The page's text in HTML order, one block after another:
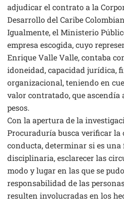
adjudicar el contrato a la
Desarrollo del Caribe
Igualmente, el Ministerio
empresa escogida, cuyo
Enrique Valle Valle, contaba
idoneidad, capacidad jurídica,
organizacional, teniendo en
valor contratado, que ascendía
pesos.
Con la apertura de la
Procuraduría busca verificar la
conducta, determinar si es una
disciplinaria, esclarecer las
modo y lugar en las que se
responsabilidad de las
resulten involucradas en los